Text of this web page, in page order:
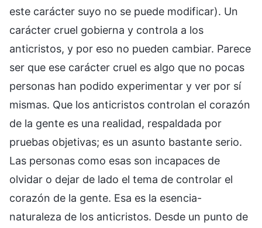
este carácter suyo no se puede modificar). Un
carácter cruel gobierna y controla a los
anticristos, y por eso no pueden cambiar. Parece
ser que ese carácter cruel es algo que no pocas
personas han podido experimentar y ver por sí
mismas. Que los anticristos controlan el corazón
de la gente es una realidad, respaldada por
pruebas objetivas; es un asunto bastante serio.
Las personas como esas son incapaces de
olvidar o dejar de lado el tema de controlar el
corazón de la gente. Esa es la esencia-
naturaleza de los anticristos. Desde un punto de